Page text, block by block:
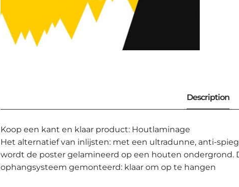
Koop een kant en klaar product: Houtlaminage
Het alternatief van inlijsten: met een ultradunne, anti-
wordt de poster gelamineerd op een houten ondergrond.
ophangsysteem gemonteerd: klaar om op te hangen